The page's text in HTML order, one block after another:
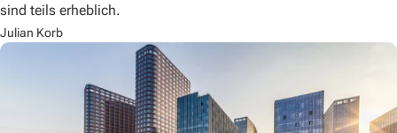
sind teils erheblich.
Julian Korb